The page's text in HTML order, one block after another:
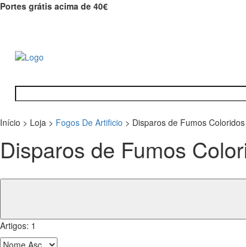
Portes grátis acima de 40€
Início > Loja > Fogos De Artificio > Disparos de Fumos
Disparos de Fumos
Artigos: 1